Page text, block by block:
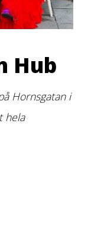
Hub
Hornsgatan i
hela